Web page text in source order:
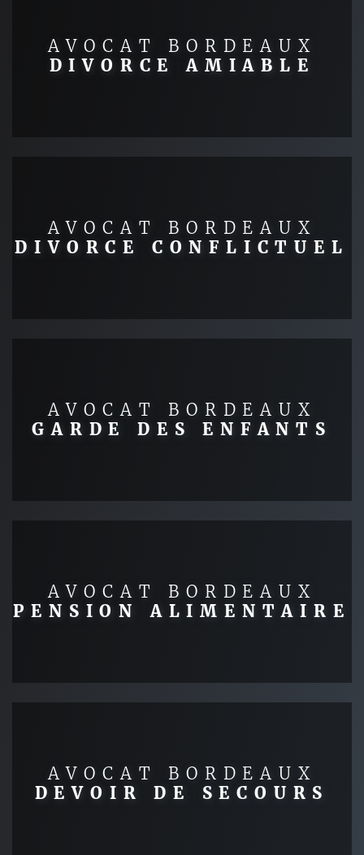
AVOCAT BORDEAUX
DIVORCE AMIABLE
AVOCAT BORDEAUX
DIVORCE CONFLICTUEL
AVOCAT BORDEAUX
GARDE DES ENFANTS
AVOCAT BORDEAUX
PENSION ALIMENTAIRE
AVOCAT BORDEAUX
DEVOIR DE SECOURS